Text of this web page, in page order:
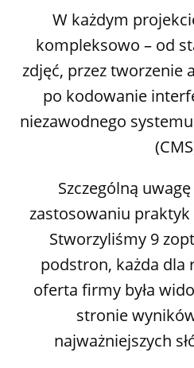
W każdym
kompleksowo – od
zdjęć, przez tworzenie
po kodowanie
niezawodnego
Szczególną
zastosowaniu praktyk
Stworzyliśmy 9
podstron, każda dla
oferta firmy była
stronie
najważniejszych